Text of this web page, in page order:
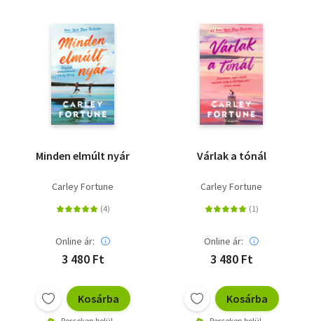
Minden elmúlt nyár
Carley Fortune
Online ár:
3 480 Ft
Kosárba
Várlak a tónál
Carley Fortune
Online ár:
3 480 Ft
Kosárba